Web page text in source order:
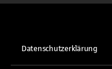
Datenschutzerklärung